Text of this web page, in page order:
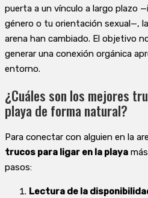
puerta a un vínculo a largo plazo
género o tu orientación sexual—,
arena han cambiado. El objetivo
generar una conexión orgánica
entorno.
¿Cuáles son los mejores
playa de forma natural?
Para conectar con alguien en la
trucos para ligar en la playa
pasos:
Lectura de la